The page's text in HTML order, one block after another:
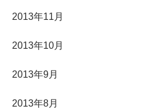
2013年11月
2013年10月
2013年9月
2013年8月